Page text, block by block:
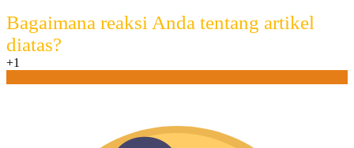
Bagaimana reaksi Anda tentang artikel
diatas?
+1